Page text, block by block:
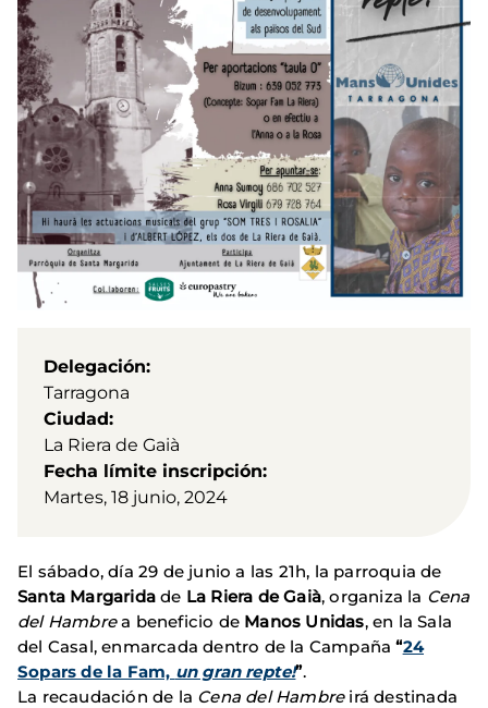
Delegación
Tarragona
Ciudad
La Riera de Gaià
Fecha límite inscripción
Martes, 18 junio, 2024
El sábado, día 29 de junio a las 21h, la parroquia de
Santa Margarida de La Riera de Gaià, organiza la Cena
del Hambrea beneficio de Manos Unidas, en la Sala
del Casal, enmarcada dentro de la Campaña “24
Sopars de la Fam, un gran repte!”.
La recaudación de la Cena del Hambreirá destinada